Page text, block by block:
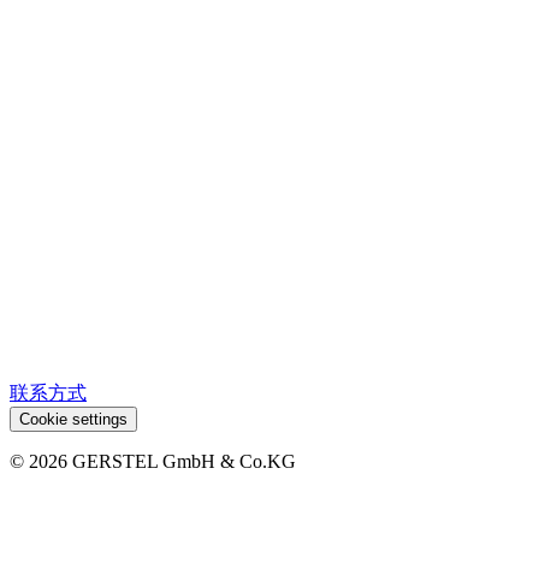
联系方式
Cookie settings
© 2026 GERSTEL GmbH & Co.KG